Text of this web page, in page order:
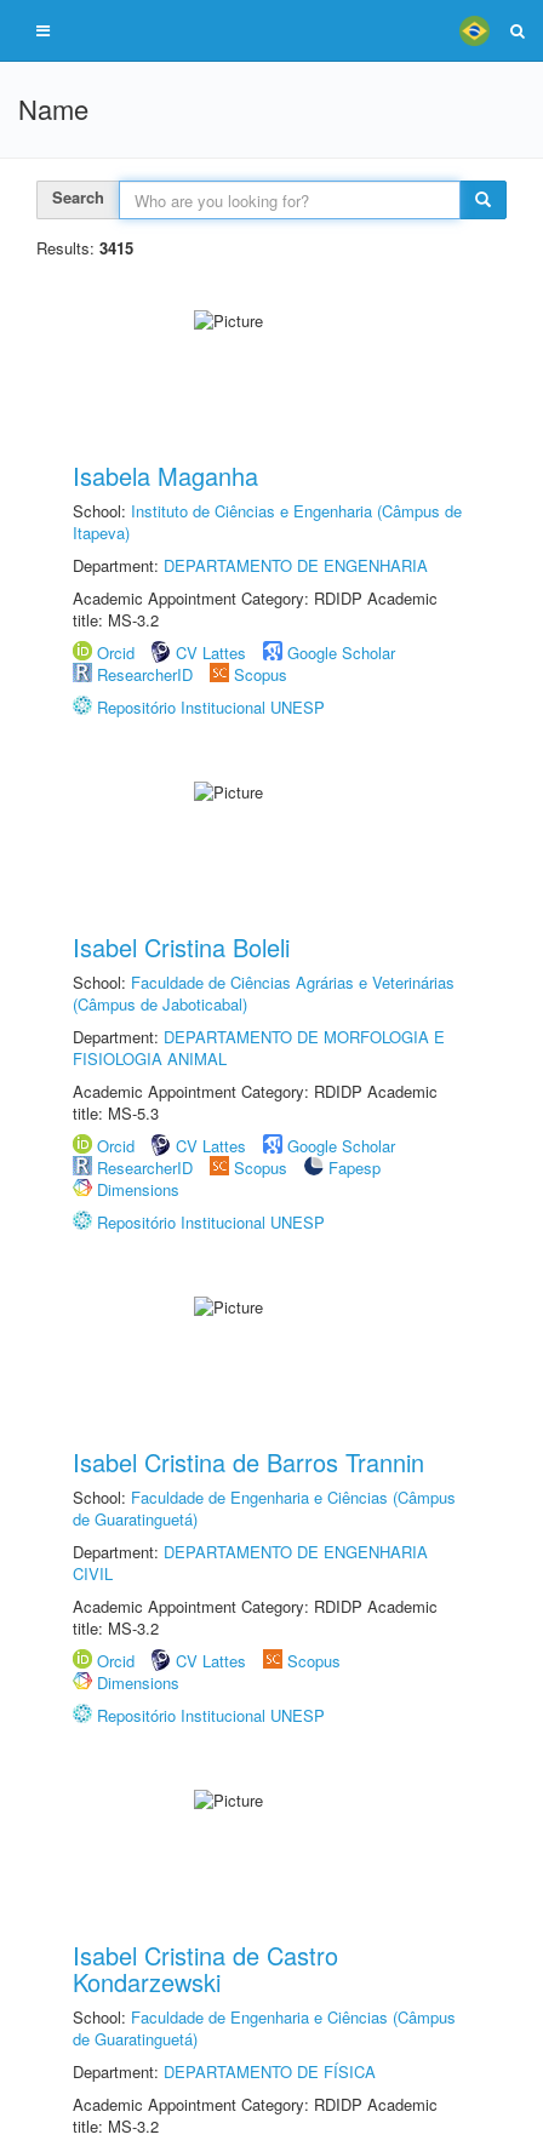
Name
Search
Results: 3415
Isabela Maganha
School: Instituto de Ciências e Engenharia (Câmpus de
Itapeva)
Department: DEPARTAMENTO DE ENGENHARIA
Academic Appointment Category: RDIDP Academic
title: MS-3.2
Orcid
CV Lattes
Google Scholar
ResearcherID
Scopus
Repositório Institucional UNESP
Isabel Cristina Boleli
School: Faculdade de Ciências Agrárias e Veterinárias
(Câmpus de Jaboticabal)
Department: DEPARTAMENTO DE MORFOLOGIA E
FISIOLOGIA ANIMAL
Academic Appointment Category: RDIDP Academic
title: MS-5.3
Orcid
CV Lattes
Google Scholar
ResearcherID
Scopus
Fapesp
Dimensions
Repositório Institucional UNESP
Isabel Cristina de Barros Trannin
School: Faculdade de Engenharia e Ciências (Câmpus
de Guaratinguetá)
Department: DEPARTAMENTO DE ENGENHARIA
CIVIL
Academic Appointment Category: RDIDP Academic
title: MS-3.2
Orcid
CV Lattes
Scopus
Dimensions
Repositório Institucional UNESP
Isabel Cristina de Castro
Kondarzewski
School: Faculdade de Engenharia e Ciências (Câmpus
de Guaratinguetá)
Department: DEPARTAMENTO DE FÍSICA
Academic Appointment Category: RDIDP Academic
title: MS-3.2